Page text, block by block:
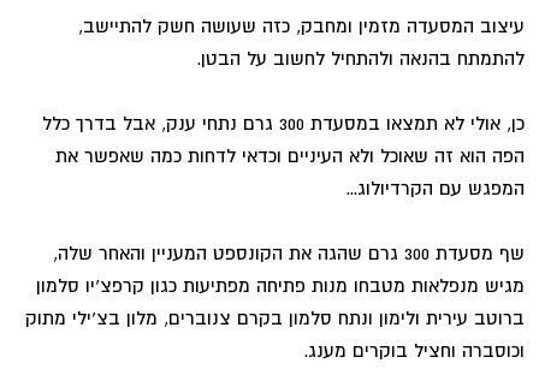
עיצוב המסעדה מזמין ומחבק, כזה שעושה חשק להתיישב,
להתמתח בהנאה ולהתחיל לחשוב על הבטן.
כן, אולי לא תמצאו במסעדת 300 גרם נתחי ענק, אבל בדרך כלל
הפה הוא זה שאוכל ולא העיניים וכדאי לדחות כמה שאפשר את
המפגש עם הקרדיולוג...
שף מסעדת 300 גרם שהגה את הקונספט המעניין והאחר שלה,
מגיש מנפלאות מטבחו מנות פתיחה מפתיעות כגון קרפצ'יו סלמון
ברוטב עירית ולימון ונתח סלמון בקרם צנוברים, מלון בצ'ילי מתוק
וכוסברה וחציל בוקרים מענג.